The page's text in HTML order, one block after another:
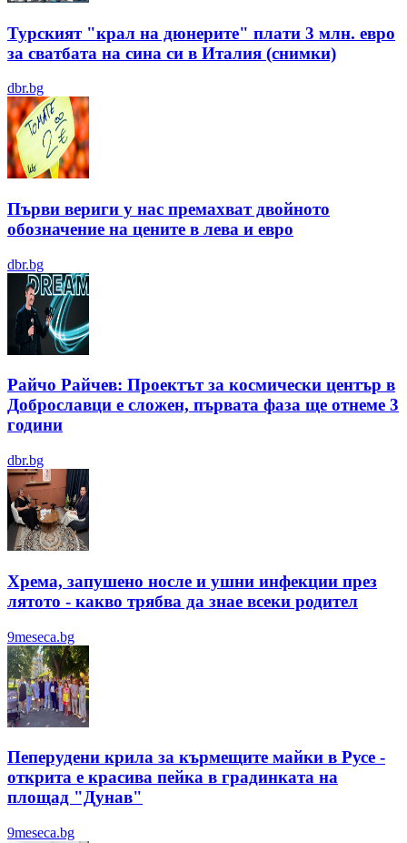
Турският "крал на дюнерите" плати 3 млн. евро
за сватбата на сина си в Италия (снимки)
dbr.bg
Първи вериги у нас премахват двойното
обозначение на цените в лева и евро
dbr.bg
Райчо Райчев: Проектът за космически център в
Доброславци е сложен, първата фаза ще отнеме 3
години
dbr.bg
Хрема, запушено носле и ушни инфекции през
лятотo - какво трябва да знае всеки родител
9meseca.bg
Пеперудени крила за кърмещите майки в Русе -
открита е красива пейка в градинката на
площад "Дунав"
9meseca.bg